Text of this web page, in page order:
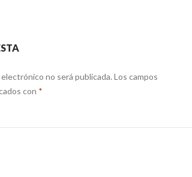
no será publicada. Los campos
con *